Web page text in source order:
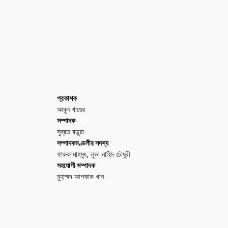
প্রকাশক
আবুল খায়ের
সম্পাদক
সুব্রত বড়ুয়া
সম্পাদকমণ্ডলীর সদস্য
ফারুক মাহমুদ, লুভা নাহিদ চৌধুরী
সহযোগী সম্পাদক
মুহাম্মদ আশফাক খান